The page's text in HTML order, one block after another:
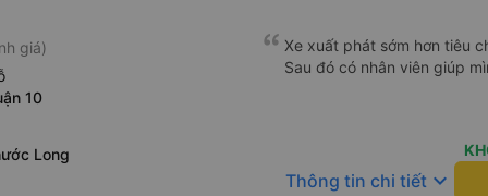
giá)
10
Long
Xe xuất phát sớm hơn tiêu
Sau đó có nhân viên giúp
Thông tin chi tiết keyboard_arrow_down